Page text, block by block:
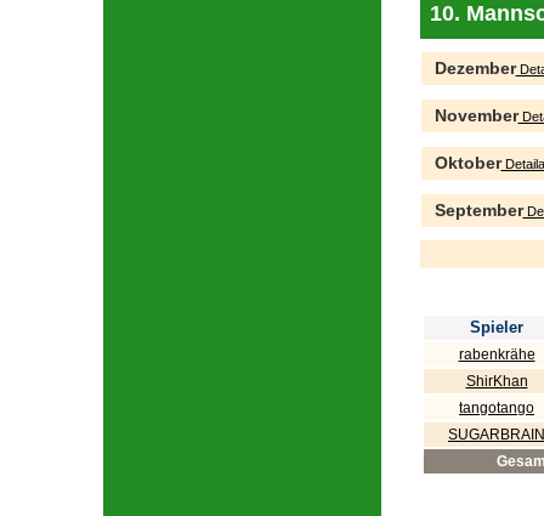
10.
Dezember
November
Oktober
September
Spieler
rabenkrähe
ShirKhan
tangotango
SUGARBRAIN